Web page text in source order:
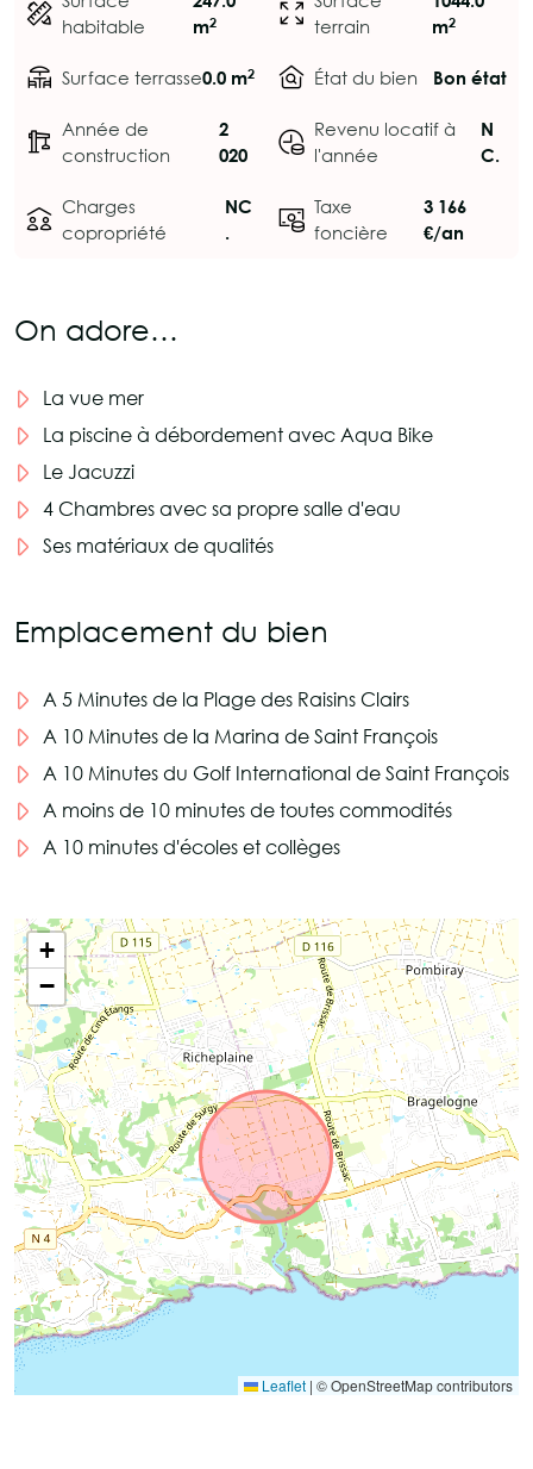
habitable
m2
terrain
m2
Surface terrasse0.0 m2 État du bien Bon état
Année de
construction
2
020
Revenu locatif à
l'année
N
C.
Charges
copropriété
NC
.
Taxe
foncière
3 166
€/an
On adore…
La vue mer
La piscine à débordement avec Aqua Bike
Le Jacuzzi
4 Chambres avec sa propre salle d'eau
Ses matériaux de qualités
Emplacement du bien
A 5 Minutes de la Plage des Raisins Clairs
A 10 Minutes de la Marina de Saint François
A 10 Minutes du Golf International de Saint François
A moins de 10 minutes de toutes commodités
A 10 minutes d'écoles et collèges
+
−
Leaflet | © OpenStreetMap contributors